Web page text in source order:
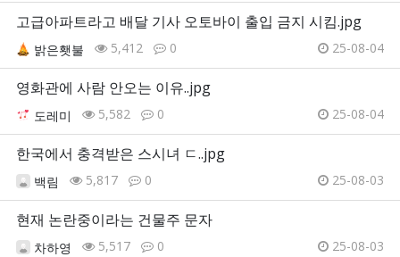
고급아파트라고 배달 기사 오토바이 출입 금지 시킴.jpg
밝은횃불 5,412 0 25-08-04
영화관에 사람 안오는 이유..jpg
도레미 5,582 0 25-08-04
한국에서 충격받은 스시녀 ㄷ..jpg
백림 5,817 0 25-08-03
현재 논란중이라는 건물주 문자
차하영 5,517 0 25-08-03